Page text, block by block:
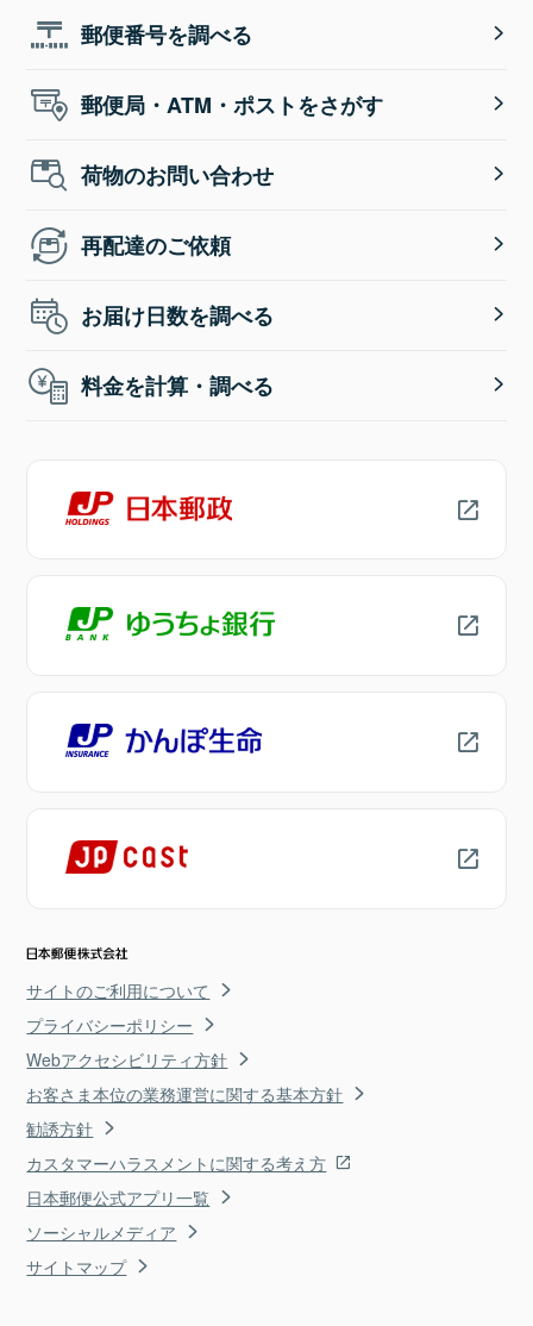
郵便番号を調べる
郵便局・ATM・ポストをさがす
荷物のお問い合わせ
再配達のご依頼
お届け日数を調べる
料金を計算・調べる
サイトのご利用について
プライバシーポリシー
Webアクセシビリティ方針
お客さま本位の業務運営に関する基本方針
勧誘方針
カスタマーハラスメントに関する考え方
日本郵便公式アプリ一覧
ソーシャルメディア
サイトマップ